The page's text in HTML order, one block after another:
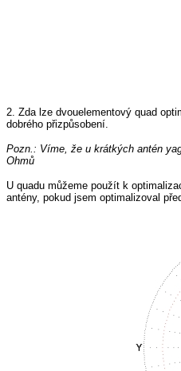
2. Zda lze dvouelementový quad
dobrého přizpůsobení.
Pozn.: Víme, že u krátkých antén
Ohmů
U quadu můžeme použít k
antény, pokud jsem optimalizoval